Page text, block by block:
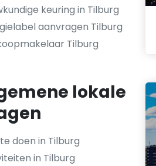
keuring in Tilburg
aanvragen Tilburg
Tilburg
lokale
doen in Tilburg
in Tilburg